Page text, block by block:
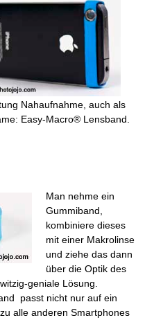
Nahaufnahme, auch als
Easy-Macro® Lensband.
Man nehme ein
Gummiband,
kombiniere dieses
mit einer Makrolinse
und ziehe das dann
über die Optik des
geniale Lösung.
passt nicht nur auf ein
alle anderen Smartphones